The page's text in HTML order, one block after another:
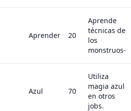
Aprender 20
Aprende
técnicas de
los
monstruos-
Azul 70
Utiliza
magia azul
en otros
jobs.